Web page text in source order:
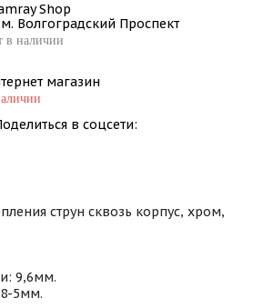
Shop
Волгоградский Проспект
в наличии
магазин
в соцсети:
струн сквозь корпус, хром,
9,6мм.
5мм.